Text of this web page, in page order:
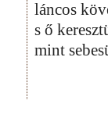
láncos
s ő
mint